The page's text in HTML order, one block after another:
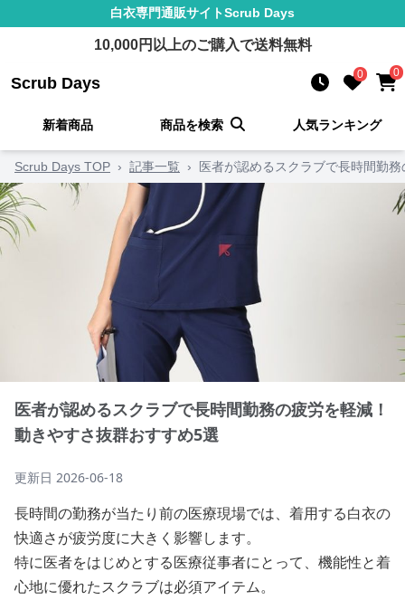
白衣専門通販サイトScrub Days
10,000円以上のご購入で送料無料
Scrub Days 0 0
新着商品 商品を検索 人気ランキング
Scrub Days TOP › 記事一覧 › 医者が認めるスクラブで長時間勤
医者が認めるスクラブで長時間勤務の疲労を軽減！
動きやすさ抜群おすすめ5選
更新日 2026-06-18
長時間の勤務が当たり前の医療現場では、着用する白衣の
快適さが疲労度に大きく影響します。
特に医者をはじめとする医療従事者にとって、機能性と着
心地に優れたスクラブは必須アイテム。